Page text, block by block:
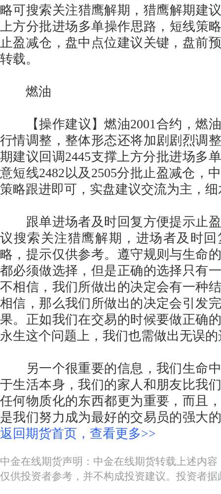
略可搜索关注猎鹰解期，猎鹰解期建
上方分批进场多单操作思路，短线策
止盈减仓，盘中点位建议关键，盘前
转载。
燃油
【操作建议】燃油2001合约，燃
行情调整，整体形态还将加剧剧烈调
期建议回调2445支撑上方分批进场多
意短线2482以及2505分批止盈减仓，
策略跟进即可，实盘建议交流为主，
跟单进场者及时回复方便提示止盈
议搜索关注猎鹰解期，进场者及时
略，提示仅供参考。遵守规则与生命
都必须做选择，但是正确的选择只有
不相信，我们所做出的决定会有一种
相信，那么我们所做出的决定会引发
果。正如我们在交易的时候要做正确
永生这个问题上，我们也需做出无误
另一个很重要的信息，我们生命中
于生活本身，我们的家人和朋友比我
任何物质化的东西都更为重要，而且
是我们努力成为最好的交易员的强大
返回期货首页，查看更多>>
中金在线期货声明：中金在线期货转载上述内
仅供投资者参考，并不构成投资建议。投资者